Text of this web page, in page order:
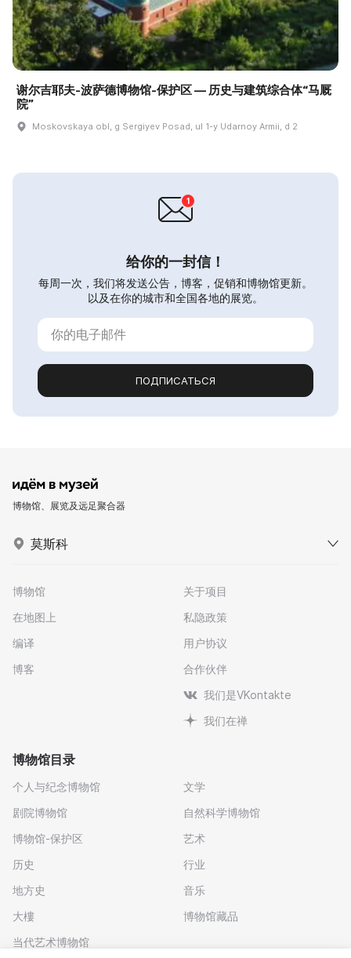
谢尔吉耶夫-波萨德博物馆-保护区 — 历史与建筑综合体“马厩
院”
Moskovskaya obl, g Sergiyev Posad, ul 1-y Udarnoy Armii, d 2
给你的一封信！
每周一次，我们将发送公告，博客，促销和博物馆更新。
以及在你的城市和全国各地的展览。
ПОДПИСАТЬСЯ
博物馆、展览及远足聚合器
莫斯科
博物馆
在地图上
编译
博客
关于项目
私隐政策
用户协议
合作伙伴
我们是VKontakte
我们在禅
博物馆目录
个人与纪念博物馆
剧院博物馆
博物馆-保护区
历史
地方史
大樓
当代艺术博物馆
文学
自然科学博物馆
艺术
行业
音乐
博物馆藏品